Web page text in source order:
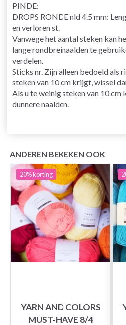
PINDE:
DROPS RONDE nld 4.5 mm:
en verloren st.
Vanwege het aantal steken kan
lange rondbreinaalden te
verdelen.
Sticks nr. Zijn alleen bedoeld als
steken van 10 cm krijgt, wissel
Als u te weinig steken van 10 cm
dunnere naalden.
ANDEREN BEKEKEN OOK
20%korting
YARN AND COLORS
MUST-HAVE 8/4